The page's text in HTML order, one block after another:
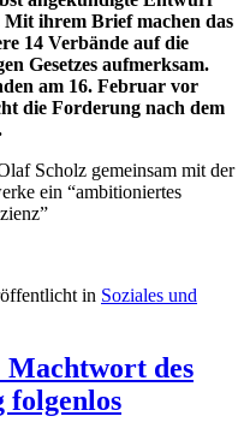
Mit ihrem Brief machen das
14 Verbände auf die
Gesetzes aufmerksam.
am 16. Februar vor
die Forderung nach dem
Scholz gemeinsam mit der
ein “ambitioniertes
in Soziales und
Machtwort des
folgenlos